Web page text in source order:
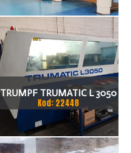
TRUMPF TRUMATIC L 3050
LASER 5000 WATT
3000MM X 1500MM
Kod: 22448